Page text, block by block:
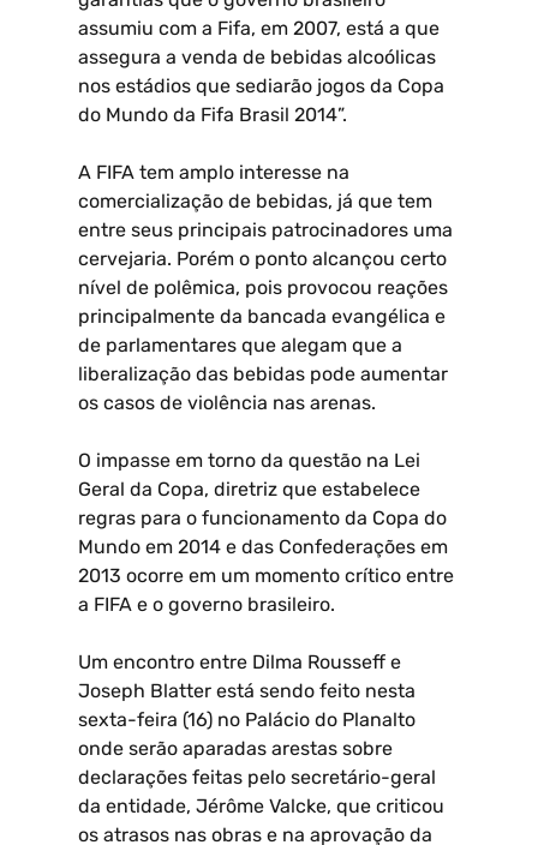
assumiu com a Fifa, em 2007, está a que
assegura a venda de bebidas alcoólicas
nos estádios que sediarão jogos da Copa
do Mundo da Fifa Brasil 2014”.
A FIFA tem amplo interesse na
comercialização de bebidas, já que tem
entre seus principais patrocinadores uma
cervejaria. Porém o ponto alcançou certo
nível de polêmica, pois provocou reações
principalmente da bancada evangélica e
de parlamentares que alegam que a
liberalização das bebidas pode aumentar
os casos de violência nas arenas.
O impasse em torno da questão na Lei
Geral da Copa, diretriz que estabelece
regras para o funcionamento da Copa do
Mundo em 2014 e das Confederações em
2013 ocorre em um momento crítico entre
a FIFA e o governo brasileiro.
Um encontro entre Dilma Rousseff e
Joseph Blatter está sendo feito nesta
sexta-feira (16) no Palácio do Planalto
onde serão aparadas arestas sobre
declarações feitas pelo secretário-geral
da entidade, Jérôme Valcke, que criticou
os atrasos nas obras e na aprovação da